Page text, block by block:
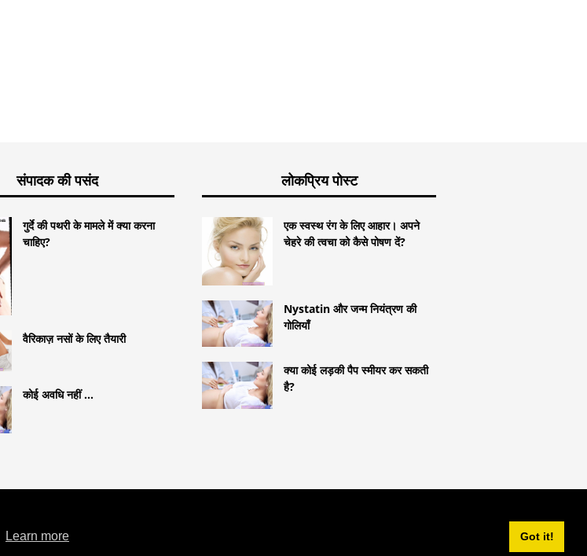
Learn more Got it!
संपादक की पसंद
गुर्दे की पथरी के मामले में क्या करना
चाहिए?
वैरिकाज़ नसों के लिए तैयारी
कोई अवधि नहीं ...
लोकप्रिय पोस्ट
एक स्वस्थ रंग के लिए आहार। अपने
चेहरे की त्वचा को कैसे पोषण दें?
Nystatin और जन्म नियंत्रण की
गोलियाँ
क्या कोई लड़की पैप स्मीयर कर सकती
है?